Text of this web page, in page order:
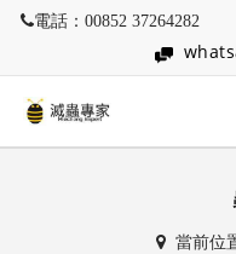
電話：00852 37264282
當前位